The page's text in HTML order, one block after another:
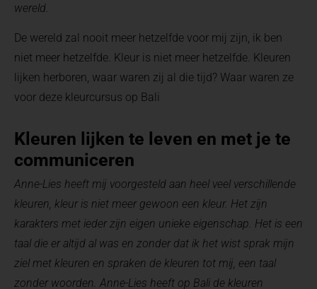
wereld.
De wereld zal nooit meer hetzelfde voor mij zijn, ik ben
niet meer hetzelfde. Kleur is niet meer hetzelfde. Kleuren
lijken herboren, waar waren zij al die tijd? Waar waren ze
voor deze kleurcursus op Bali
Kleuren lijken te leven en met je te
communiceren
Anne-Lies heeft mij voorgesteld aan heel veel verschillende
kleuren, kleur is niet meer gewoon een kleur. Het zijn
karakters met ieder zijn eigen unieke eigenschap. Het is een
taal die er altijd al was en zonder dat ik het wist sprak mijn
ziel met kleuren en spraken de kleuren tot mij, een taal
zonder woorden. Anne-Lies heeft op Bali de kleuren